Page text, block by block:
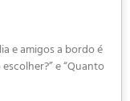
e amigos a bordo é
e “Quanto